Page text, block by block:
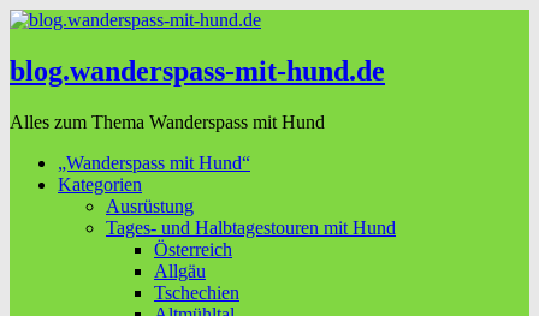
blog.wanderspass-mit-hund.de
Alles zum Thema Wanderspass mit Hund
„Wanderspass mit Hund“
Kategorien
Ausrüstung
Tages- und Halbtagestouren mit Hund
Österreich
Allgäu
Tschechien